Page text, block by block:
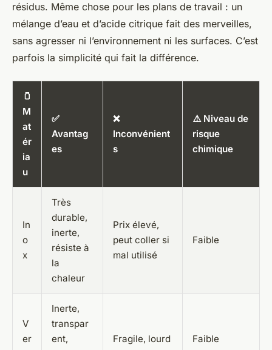
résidus. Même chose pour les plans de travail : un
mélange d’eau et d’acide citrique fait des merveilles,
sans agresser ni l’environnement ni les surfaces. C’est
parfois la simplicité qui fait la différence.
🫙
M
at
ér
ia
u
✅
Avantag
es
❌
Inconvénient
s
⚠️ Niveau de
risque
chimique
In
o
x
Très
durable,
inerte,
résiste à
la
chaleur
Prix élevé,
peut coller si
mal utilisé
Faible
V
er
Inerte,
transpar
ent,
Fragile, lourd Faible